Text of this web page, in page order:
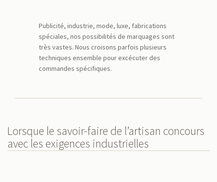
Publicité, industrie, mode, luxe, fabrications
spéciales, nos possibilités de marquages sont
très vastes. Nous croisons parfois plusieurs
techniques ensemble pour excécuter des
commandes spécifiques.
Lorsque le savoir-faire de l’artisan concours
avec les exigences industrielles